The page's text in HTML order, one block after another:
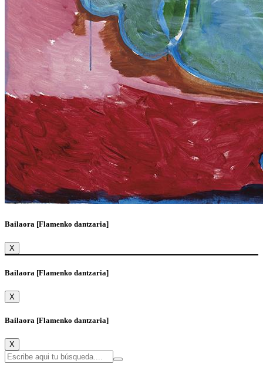
Bailaora [Flamenko dantzaria]
X
Bailaora [Flamenko dantzaria]
X
Bailaora [Flamenko dantzaria]
X